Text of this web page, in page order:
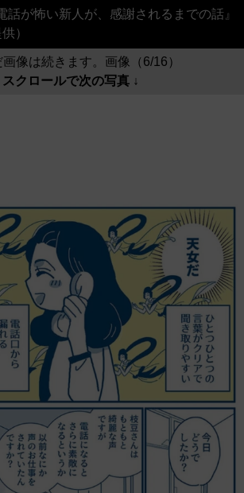
話が怖い新人が、感謝されるまでの話』
）
画像は続きます。画像（6/16）
スクロールで次の写真 ↓